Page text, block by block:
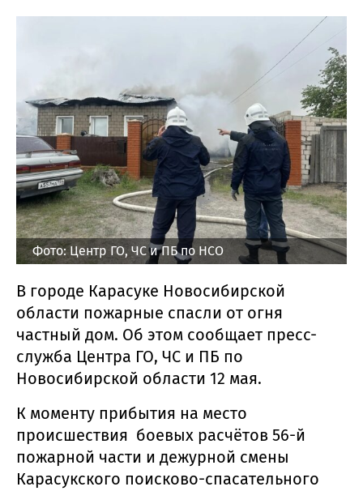
Фото: Центр ГО, ЧС и ПБ по НСО
В городе Карасуке Новосибирской
области пожарные спасли от огня
частный дом. Об этом сообщает пресс-
служба Центра ГО, ЧС и ПБ по
Новосибирской области 12 мая.
К моменту прибытия на место
происшествия боевых расчётов 56-й
пожарной части и дежурной смены
Карасукского поисково-спасательного